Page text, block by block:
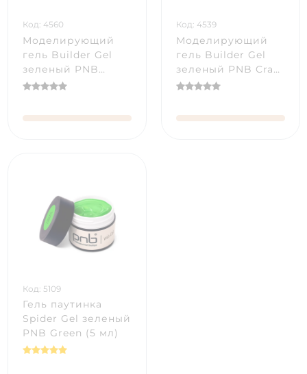
Код: 4560
Моделирующий
гель Builder Gel
зеленый PNB
Matchatte Green (5
Код: 4539
Моделирующий
гель Builder Gel
зеленый PNB Crazy
Sours (5 мл)
Код: 5109
Гель паутинка
Spider Gel зеленый
PNB Green (5 мл)